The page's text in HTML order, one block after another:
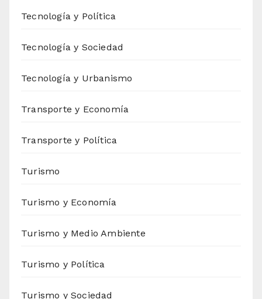
Tecnología y Política
Tecnología y Sociedad
Tecnología y Urbanismo
Transporte y Economía
Transporte y Política
Turismo
Turismo y Economía
Turismo y Medio Ambiente
Turismo y Política
Turismo y Sociedad